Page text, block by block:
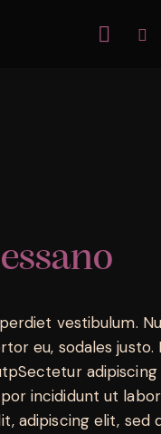
vestibulum.
eu, sodales
incididunt ut
adipiscing elit, sed